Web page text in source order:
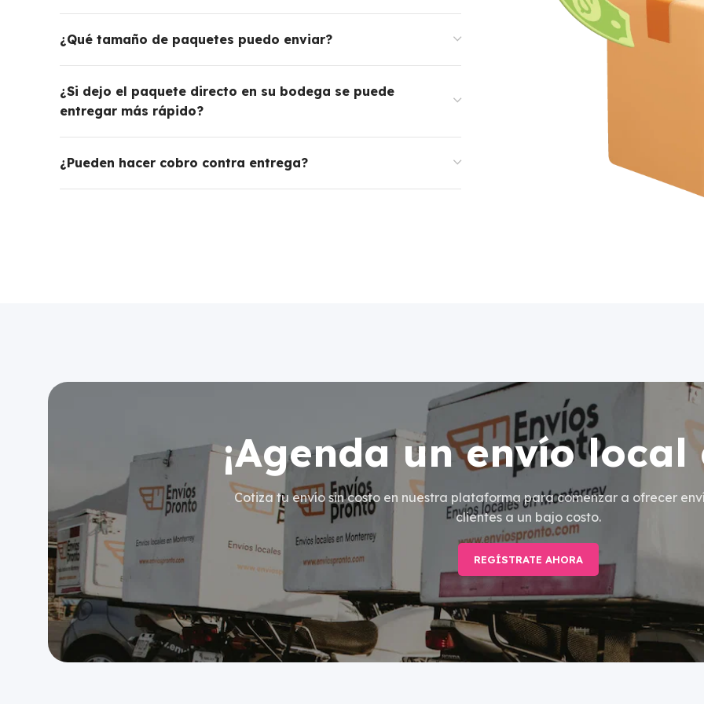
¿Qué tamaño de paquetes puedo enviar?
¿Si dejo el paquete directo en su bodega se puede
entregar más rápido?
¿Pueden hacer cobro contra entrega?
¡Agenda un envío
Cotiza tu envío sin costo en nuestra plataforma para comenzar a ofrecer
clientes a un bajo costo.
REGÍSTRATE AHORA